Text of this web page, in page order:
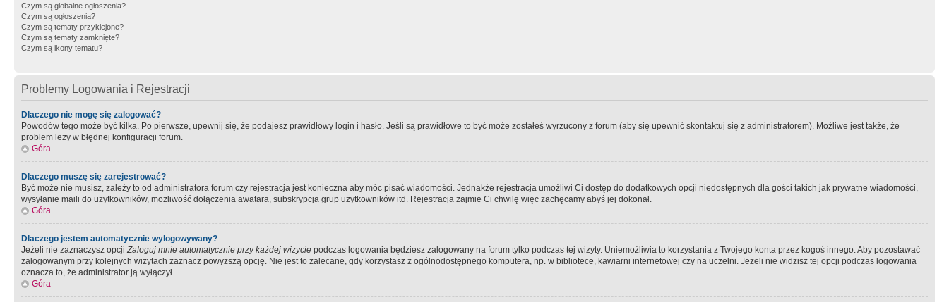
Czym są globalne ogłoszenia?
Czym są ogłoszenia?
Czym są tematy przyklejone?
Czym są tematy zamknięte?
Czym są ikony tematu?
Problemy Logowania i Rejestracji
Dlaczego nie mogę się zalogować?
Powodów tego może być kilka. Po pierwsze, upewnij się, że podajesz prawidłowy login i hasło. Jeśli są prawidłowe to być może zostałeś wyrzucony z forum (aby się upewnić skontaktuj się z administratorem). Możliwe jest także, że
problem leży w błędnej konfiguracji forum.
Góra
Dlaczego muszę się zarejestrować?
Być może nie musisz, zależy to od administratora forum czy rejestracja jest konieczna aby móc pisać wiadomości. Jednakże rejestracja umożliwi Ci dostęp do dodatkowych opcji niedostępnych dla gości takich jak prywatne wiadomości,
wysyłanie maili do użytkowników, możliwość dołączenia awatara, subskrypcja grup użytkowników itd. Rejestracja zajmie Ci chwilę więc zachęcamy abyś jej dokonał.
Góra
Dlaczego jestem automatycznie wylogowywany?
Jeżeli nie zaznaczysz opcjiZaloguj mnie automatycznie przy każdej wizycie podczas logowania będziesz zalogowany na forum tylko podczas tej wizyty. Uniemożliwia to korzystania z Twojego konta przez kogoś innego. Aby pozostawać
zalogowanym przy kolejnych wizytach zaznacz powyższą opcję. Nie jest to zalecane, gdy korzystasz z ogólnodostępnego komputera, np. w bibliotece, kawiarni internetowej czy na uczelni. Jeżeli nie widzisz tej opcji podczas logowania
oznacza to, że administrator ją wyłączył.
Góra